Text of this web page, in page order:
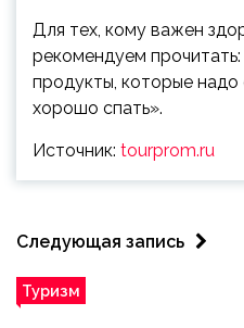
Для тех, кому важен
рекомендуем
продукты, которые надо
хорошо спать».
Источник: tourprom.ru
Следующая запись
Туризм